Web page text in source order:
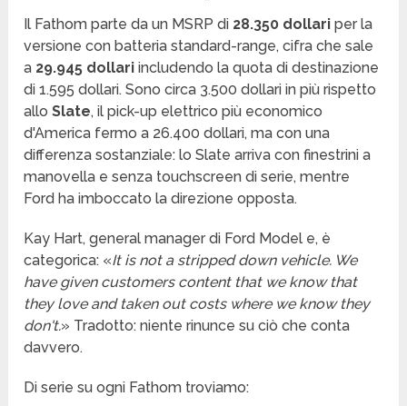
Il Fathom parte da un MSRP di 28.350 dollari per la
versione con batteria standard-range, cifra che sale
a 29.945 dollari includendo la quota di destinazione
di 1.595 dollari. Sono circa 3.500 dollari in più rispetto
alloSlate, il pick-up elettrico più economico
d'America fermo a 26.400 dollari, ma con una
differenza sostanziale: lo Slate arriva con finestrini a
manovella e senza touchscreen di serie, mentre
Ford ha imboccato la direzione opposta.
Kay Hart, general manager di Ford Model e, è
categorica: «It is not a stripped down vehicle. We
have given customers content that we know that
they love and taken out costs where we know they
don't.» Tradotto: niente rinunce su ciò che conta
davvero.
Di serie su ogni Fathom troviamo: